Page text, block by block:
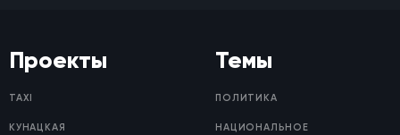
Проекты
TAXI
КУНАЦКАЯ
Темы
ПОЛИТИКА
НАЦИОНАЛЬНОЕ